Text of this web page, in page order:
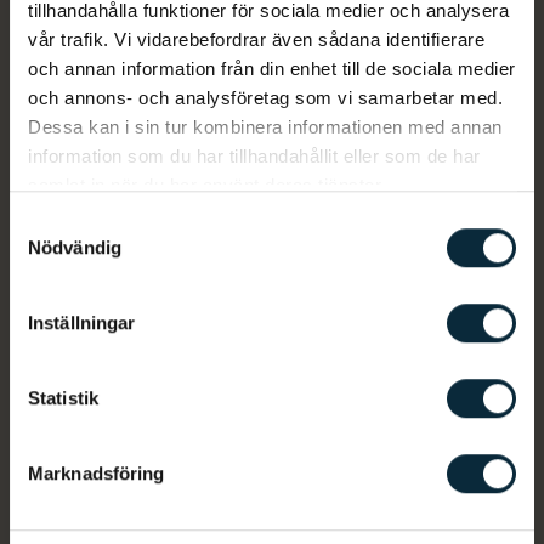
tillhandahålla funktioner för sociala medier och analysera
vår trafik. Vi vidarebefordrar även sådana identifierare
och annan information från din enhet till de sociala medier
och annons- och analysföretag som vi samarbetar med.
Dessa kan i sin tur kombinera informationen med annan
information som du har tillhandahållit eller som de har
Nödvändig
Inställningar
Statistik
Marknadsföring
Karin Qvist, klinikchef i Norrköping
I grunden beskriver Karin sig som en glad och
många olika roller på kliniken bland annat har hon
operationer. På senare har Karin axlat rollen som